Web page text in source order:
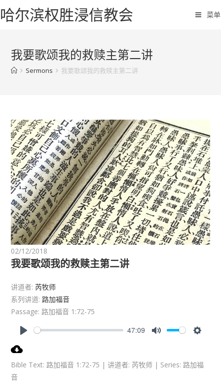
哈尔滨权胜浸信教会 菜单
我要歌颂我的救赎主第二讲
Sermons 我要歌颂我的救赎主第二讲
02/12/2018
我要歌颂我的救赎主第二讲
讲道者: 芮牧师
系列讲道: 路加福音
Passage: 路加福音 1:72-75
a
47:09
t
t
Bible Text: 路加福音 1:72-75 | 讲道者: 芮牧师 | Series: 路加福
音